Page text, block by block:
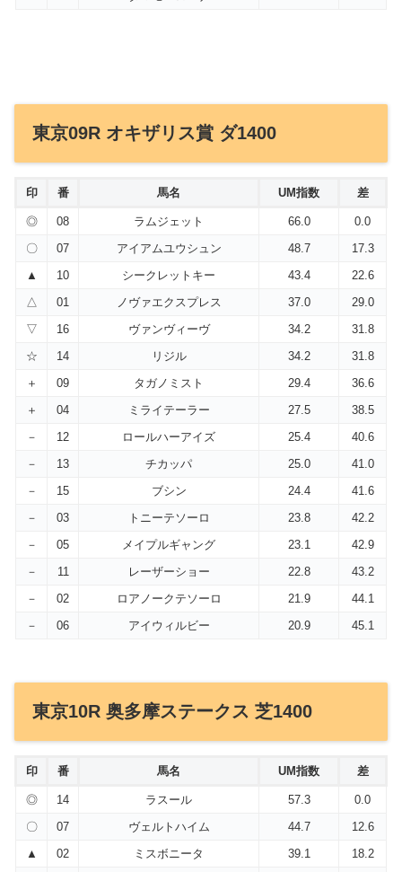
東京09R オキザリス賞 ダ1400
印 番 馬名 UM指数 差
◎ 08 ラムジェット 66.0
0.0
〇
07 アイアムユウシュン 48.7
17.3
▲
10 シークレットキー 43.4
22.6
△
01 ノヴァエクスプレス 37.0
29.0
▽
16 ヴァンヴィーヴ 34.2
31.8
☆
14 リジル 34.2
31.8
＋
09 タガノミスト 29.4
36.6
＋
04 ミライテーラー 27.5
38.5
－
12 ロールハーアイズ 25.4
40.6
－
13 チカッパ 25.0
41.0
－
15 ブシン 24.4
41.6
－
03 トニーテソーロ 23.8
42.2
－
05 メイプルギャング 23.1
42.9
－
11 レーザーショー 22.8
43.2
－
02 ロアノークテソーロ 21.9
44.1
－
06 アイウィルビー 20.9 45.1
東京10R 奥多摩ステークス 芝1400
印 番 馬名 UM指数 差
◎ 14 ラスール 57.3
0.0
〇
07 ヴェルトハイム 44.7
12.6
▲
02 ミスボニータ 39.1
18.2